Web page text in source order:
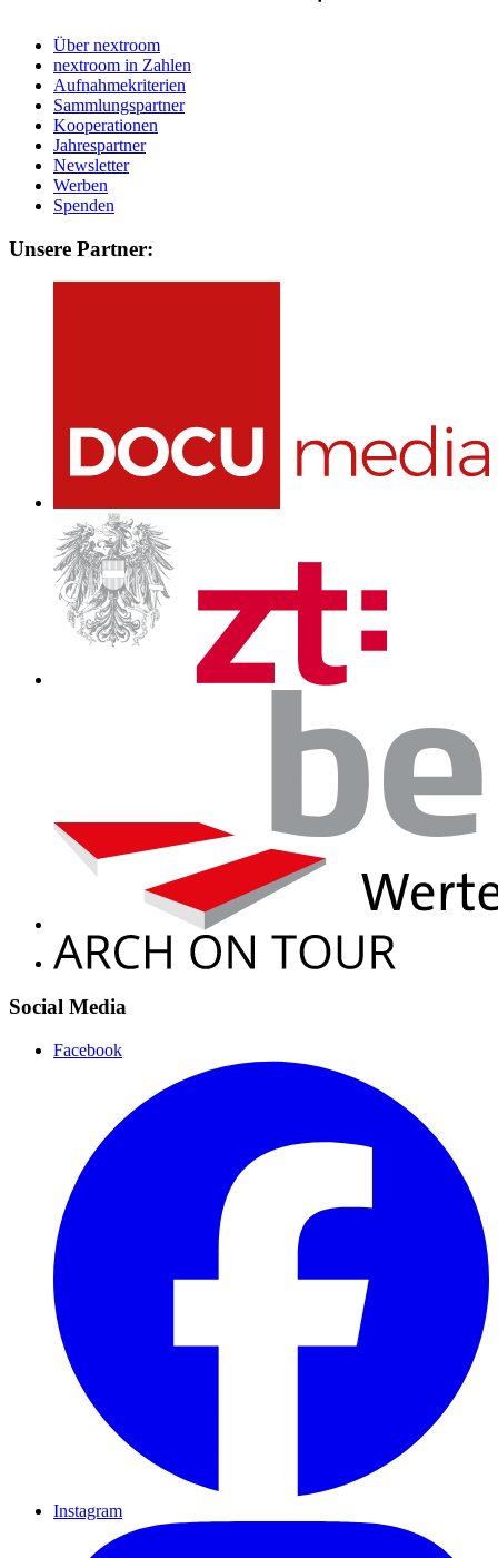
Über nextroom
nextroom in Zahlen
Aufnahmekriterien
Sammlungspartner
Kooperationen
Jahrespartner
Newsletter
Werben
Spenden
Unsere Partner:
Social Media
Facebook
Instagram